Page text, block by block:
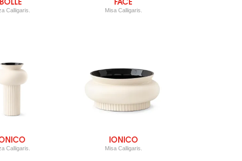
Calligaris. Misa Calligaris.
Calligaris.
IONICO
Misa Calligaris.